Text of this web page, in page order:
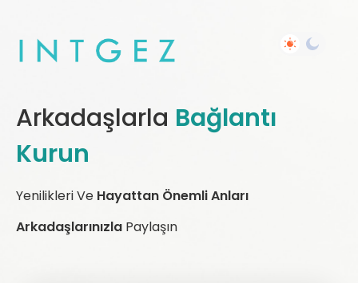
Arkadaşlarla Bağlantı
Kurun
Yenilikleri Ve Hayattan Önemli Anları
Arkadaşlarınızla Paylaşın